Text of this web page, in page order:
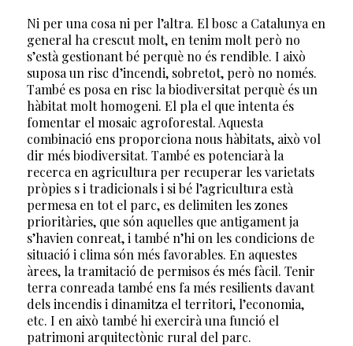
Ni per una cosa ni per l’altra. El bosc a Catalunya en
general ha crescut molt, en tenim molt però no
s’està gestionant bé perquè no és rendible. I això
suposa un risc d’incendi, sobretot, però no només.
També es posa en risc la biodiversitat perquè és un
hàbitat molt homogeni. El pla el que intenta és
fomentar el mosaic agroforestal. Aquesta
combinació ens proporciona nous hàbitats, això vol
dir més biodiversitat. També es potenciarà la
recerca en agricultura per recuperar les varietats
pròpies s i tradicionals i si bé l’agricultura està
permesa en tot el parc, es delimiten les zones
prioritàries, que són aquelles que antigament ja
s’havien conreat, i també n’hi on les condicions de
situació i clima són més favorables. En aquestes
àrees, la tramitació de permisos és més fàcil. Tenir
terra conreada també ens fa més resilients davant
dels incendis i dinamitza el territori, l’economia,
etc. I en això també hi exercirà una funció el
patrimoni arquitectònic rural del parc.